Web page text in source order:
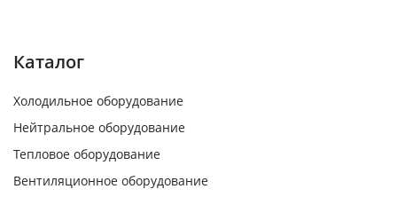
Каталог
Холодильное оборудование
Нейтральное оборудование
Тепловое оборудование
Вентиляционное оборудование